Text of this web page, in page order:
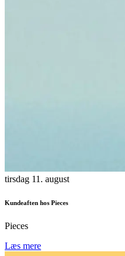
tirsdag 11. august
Kundeaften hos Pieces
Pieces
Læs mere